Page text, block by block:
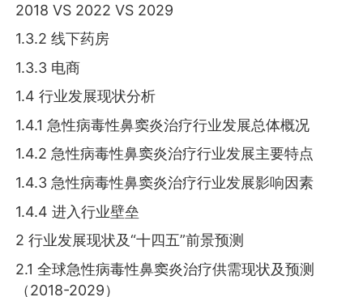
2018 VS 2022 VS 2029
1.3.2 线下药房
1.3.3 电商
1.4 行业发展现状分析
1.4.1 急性病毒性鼻窦炎治疗行业发展总体概况
1.4.2 急性病毒性鼻窦炎治疗行业发展主要特点
1.4.3 急性病毒性鼻窦炎治疗行业发展影响因素
1.4.4 进入行业壁垒
2 行业发展现状及“十四五”前景预测
2.1 全球急性病毒性鼻窦炎治疗供需现状及预测
（2018-2029）